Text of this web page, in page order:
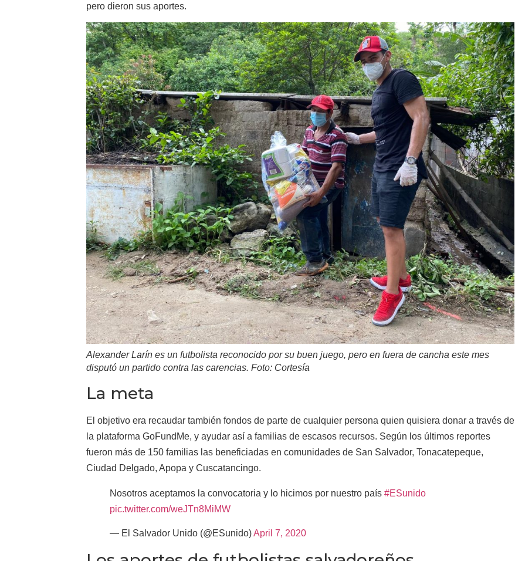
pero dieron sus aportes.
Alexander Larín es un futbolista reconocido por su buen juego, pero en fuera de cancha este mes
disputó un partido contra las carencias. Foto: Cortesía
La meta
El objetivo era recaudar también fondos de parte de cualquier persona quien quisiera donar a través de
la plataforma GoFundMe, y ayudar así a familias de escasos recursos. Según los últimos reportes
fueron más de 150 familias las beneficiadas en comunidades de San Salvador, Tonacatepeque,
Ciudad Delgado, Apopa y Cuscatancingo.
Nosotros aceptamos la convocatoria y lo hicimos por nuestro país #ESunido
pic.twitter.com/weJTn8MiMW
— El Salvador Unido (@ESunido)April 7, 2020